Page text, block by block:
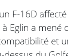
F-16D
à Eglin a
et